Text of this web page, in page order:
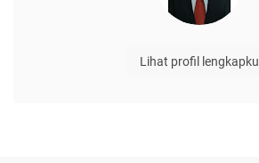
Lihat profil lengkapku